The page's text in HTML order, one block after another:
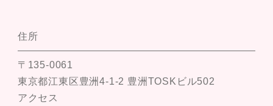
住所
〒135-0061
東京都江東区豊洲4-1-2 豊洲TOSKビル502
アクセス